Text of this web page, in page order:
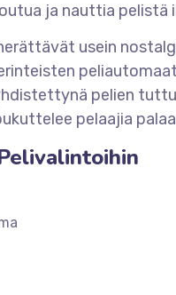
ja nauttia
usein
pelien
pelaajia